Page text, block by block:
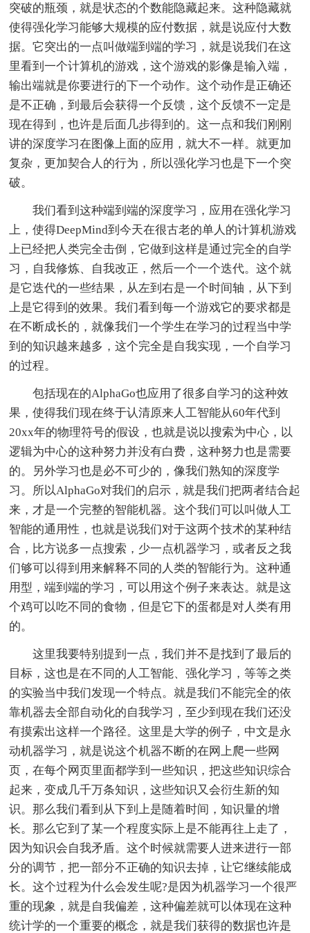
突破的瓶颈，就是状态的个数能隐藏起来。这种隐藏就
使得强化学习能够大规模的应付数据，就是说应付大数
据。它突出的一点叫做端到端的学习，就是说我们在这
里看到一个计算机的游戏，这个游戏的影像是输入端，
输出端就是你要进行的下一个动作。这个动作是正确还
是不正确，到最后会获得一个反馈，这个反馈不一定是
现在得到，也许是后面几步得到的。这一点和我们刚刚
讲的深度学习在图像上面的应用，就大不一样。就更加
复杂，更加契合人的行为，所以强化学习也是下一个突
破。
我们看到这种端到端的深度学习，应用在强化学习
上，使得DeepMind到今天在很古老的单人的计算机游戏
上已经把人类完全击倒，它做到这样是通过完全的自学
习，自我修炼、自我改正，然后一个一个迭代。这个就
是它迭代的一些结果，从左到右是一个时间轴，从下到
上是它得到的效果。我们看到每一个游戏它的要求都是
在不断成长的，就像我们一个学生在学习的过程当中学
到的知识越来越多，这个完全是自我实现，一个自学习
的过程。
包括现在的AlphaGo也应用了很多自学习的这种效
果，使得我们现在终于认清原来人工智能从60年代到
20xx年的物理符号的假设，也就是说以搜索为中心，以
逻辑为中心的这种努力并没有白费，这种努力也是需要
的。另外学习也是必不可少的，像我们熟知的深度学
习。所以AlphaGo对我们的启示，就是我们把两者结合起
来，才是一个完整的智能机器。这个我们可以叫做人工
智能的通用性，也就是说我们对于这两个技术的某种结
合，比方说多一点搜索，少一点机器学习，或者反之我
们够可以得到用来解释不同的人类的智能行为。这种通
用型，端到端的学习，可以用这个例子来表达。就是这
个鸡可以吃不同的食物，但是它下的蛋都是对人类有用
的。
这里我要特别提到一点，我们并不是找到了最后的
目标，这也是在不同的人工智能、强化学习，等等之类
的实验当中我们发现一个特点。就是我们不能完全的依
靠机器去全部自动化的自我学习，至少到现在我们还没
有摸索出这样一个路径。这里是大学的例子，中文是永
动机器学习，就是说这个机器不断的在网上爬一些网
页，在每个网页里面都学到一些知识，把这些知识综合
起来，变成几千万条知识，这些知识又会衍生新的知
识。那么我们看到从下到上是随着时间，知识量的增
长。那么它到了某一个程度实际上是不能再往上走了，
因为知识会自我矛盾。这个时候就需要人进来进行一部
分的调节，把一部分不正确的知识去掉，让它继续能成
长。这个过程为什么会发生呢?是因为机器学习一个很严
重的现象，就是自我偏差，这种偏差就可以体现在这种
统计学的一个重要的概念，就是我们获得的数据也许是